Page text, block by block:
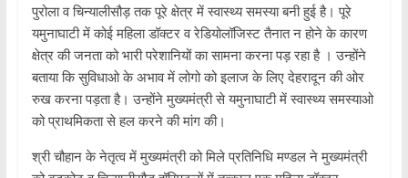
पुरोला व चिन्यालीसौड़ तक पूरे क्षेत्र में स्वास्थ्य समस्या बनी हुई है। पूरे
यमुनाघाटी में कोई महिला डॉक्टर व रेडियोलॉजिस्ट तैनात न होने के कारण
क्षेत्र की जनता को भारी परेशानियों का सामना करना पड़ रहा है । उन्होंने
बताया कि सुविधाओ के अभाव में लोगो को इलाज के लिए देहरादून की ओर
रुख करना पड़ता है। उन्होंने मुख्यमंत्री से यमुनाघाटी में स्वास्थ्य समस्याओ
को प्राथमिकता से हल करने की मांग की।
श्री चौहान के नेतृत्व में मुख्यमंत्री को मिले प्रतिनिधि मण्डल ने मुख्यमंत्री